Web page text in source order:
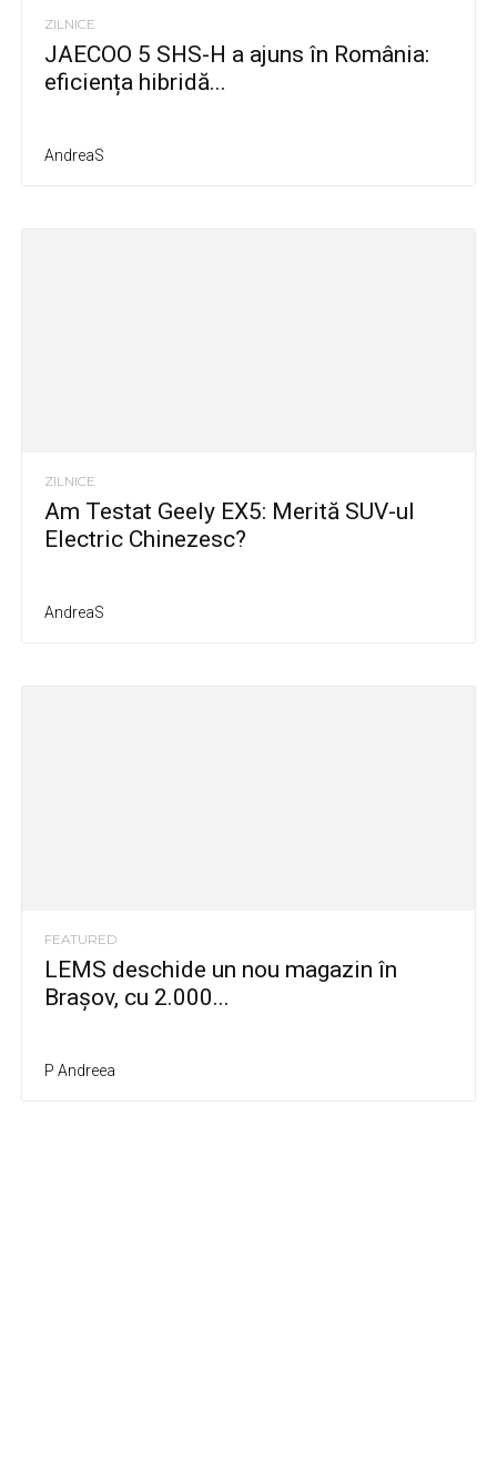
ZILNICE
JAECOO 5 SHS-H a ajuns în România:
eficiența hibridă...
AndreaS
ZILNICE
Am Testat Geely EX5: Merită SUV-ul
Electric Chinezesc?
AndreaS
FEATURED
LEMS deschide un nou magazin în
Brașov, cu 2.000...
P Andreea